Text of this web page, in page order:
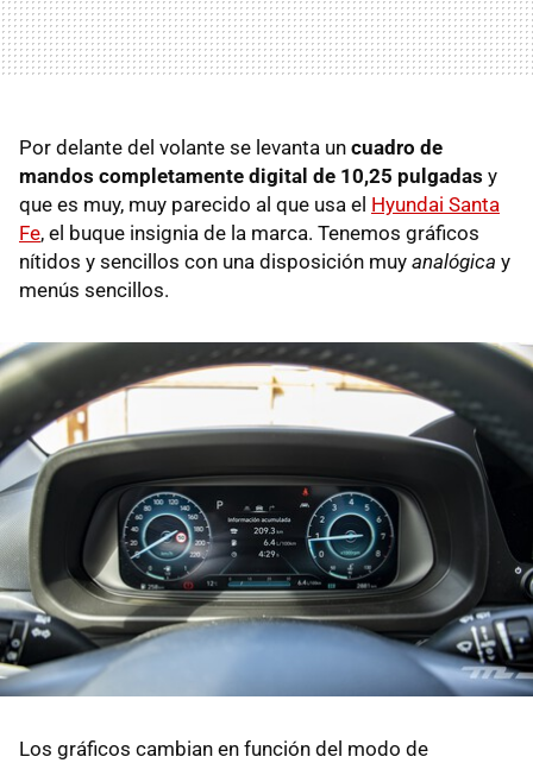
Por delante del volante se levanta un cuadro de
mandos completamente digital de 10,25 pulgadas y
que es muy, muy parecido al que usa el Hyundai Santa
Fe, el buque insignia de la marca. Tenemos gráficos
nítidos y sencillos con una disposición muy analógica y
menús sencillos.
Los gráficos cambian en función del modo de